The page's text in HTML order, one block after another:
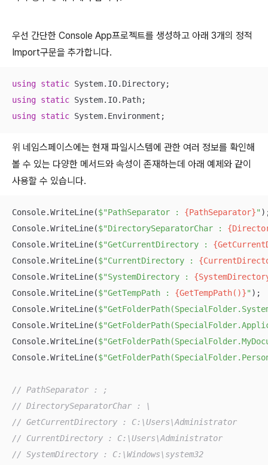
우선 간단한 Console App프로젝트를 생성하고 아래 3개의 정적
Import구문을 추가합니다.
using static
using static
using static System.Environment;
위 네임스페이스에는 현재 파일시스템에 관한 여러 정보를 확인해
볼 수 있는 다양한 메서드와 속성이 존재하는데 아래 예제와 같이
사용할 수 있습니다.
Console.WriteLine($"PathSeparator : {PathSeparator}"
Console.WriteLine($"DirectorySeparatorChar :
Console.WriteLine($"GetCurrentDirectory :
Console.WriteLine($"CurrentDirectory :
Console.WriteLine($"SystemDirectory :
Console.WriteLine($"GetTempPath : {GetTempPath()}" );
Console.WriteLine(
Console.WriteLine(
Console.WriteLine(
Console.WriteLine(
// PathSeparator : ;
// DirectorySeparatorChar : \
// GetCurrentDirectory : C:\Users\Administrator
// CurrentDirectory : C:\Users\Administrator
// SystemDirectory : C:\Windows\system32